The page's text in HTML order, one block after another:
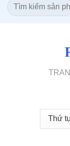
Tìm
kiếm: